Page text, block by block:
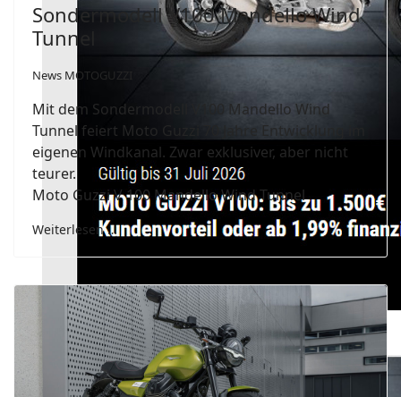
Sondermodell V100 Mandello Wind
Tunnel
News MOTOGUZZI
Mit dem Sondermodell V100 Mandello Wind
Tunnel feiert Moto Guzzi 70 Jahre Entwicklung im
eigenen Windkanal. Zwar exklusiver, aber nicht
teurer.
Moto Guzzi V 100 Mandello Wind Tunnel
Weiterlesen …